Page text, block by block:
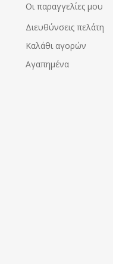
Οι παραγγελίες μου
Διευθύνσεις πελάτη
Καλάθι αγορών
Αγαπημένα